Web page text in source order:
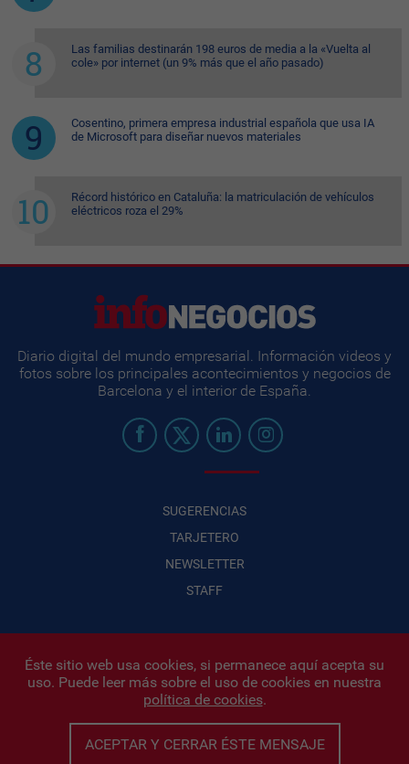
Las familias destinarán 198 euros de media a la «Vuelta al
cole» por internet (un 9% más que el año pasado)
Cosentino, primera empresa industrial española que usa IA
de Microsoft para diseñar nuevos materiales
Récord histórico en Cataluña: la matriculación de vehículos
eléctricos roza el 29%
Diario digital del mundo empresarial. Información videos y
fotos sobre los principales acontecimientos y negocios de
Barcelona y el interior de España.
SUGERENCIAS
TARJETERO
NEWSLETTER
STAFF
Infonegocios 2026| INFONEGOCIOS S.A. · CUIT: 30710438486 |
Políticas de Privacidad|Protección de datos personales
Iñigo Biain
Este sitio esta protegido por Google reCAPTCHA y con
Políticas de
Éste sitio web usa cookies, si permanece aquí acepta su
uso. Puede leer más sobre el uso de cookies en nuestra
política de cookies.
ACEPTAR Y CERRAR ÉSTE MENSAJE